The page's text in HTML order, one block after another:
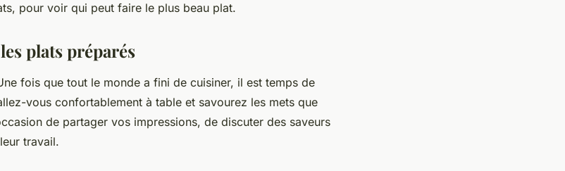
pour voir qui peut faire le plus beau plat.
plats préparés
fois que tout le monde a fini de cuisiner, il est temps de
vous confortablement à table et savourez les mets que
de partager vos impressions, de discuter des saveurs
travail.